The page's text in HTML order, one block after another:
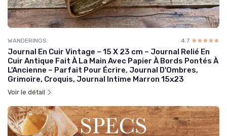
WANDERINGS 4.7 ☆☆☆☆☆
★★★★★
Journal En Cuir Vintage – 15 X 23 cm – Journal Relié En
Cuir Antique Fait À La Main Avec Papier À Bords Pontés À
L'Ancienne – Parfait Pour Écrire, Journal D'Ombres,
Grimoire, Croquis, Journal Intime Marron 15x23
Voir le détail